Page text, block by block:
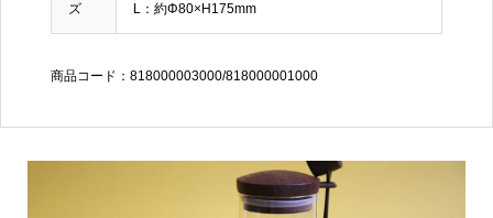
ズ
L：約Φ80×H175mm
商品コード：818000003000/818000001000